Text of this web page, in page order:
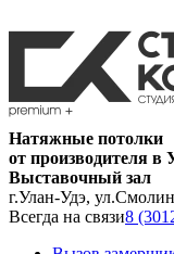
Натяжные потолки
от производителя в
Выставочный зал
г.Улан-Удэ,
Всегда на связи8